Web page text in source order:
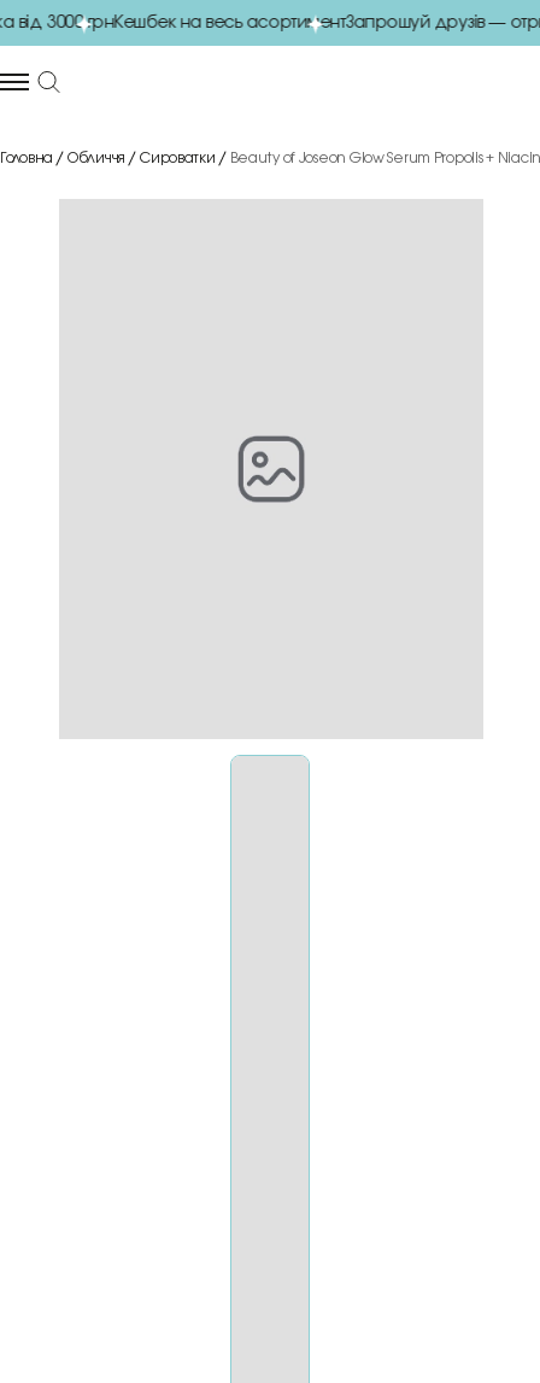
3000 грнКешбек на весь асортиментЗапрошуй друзів —
Головна Обличчя Сироватки Beauty of Joseon Glow Serum Propolis +